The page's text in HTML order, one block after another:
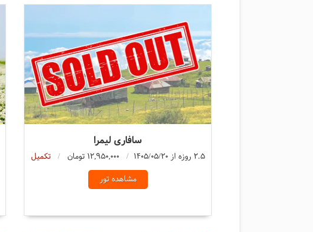
سافاری لیمرا
2.5 روزه از 1405/05/20 12,950,000 تومان
تکمیل
مشاهده تور